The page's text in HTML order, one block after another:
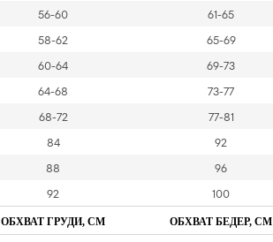
56-60 61-65
58-62 65-69
60-64 69-73
64-68 73-77
68-72 77-81
84 92
88 96
92 100
ОБХВАТ ГРУДИ, СМ ОБХВАТ БЕДЕР, СМ